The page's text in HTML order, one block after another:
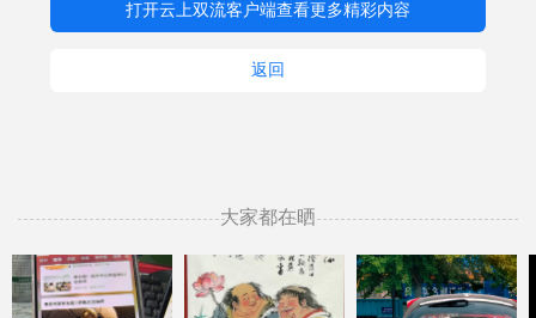
打开云上双流客户端查看更多精彩内容
返回
大家都在晒